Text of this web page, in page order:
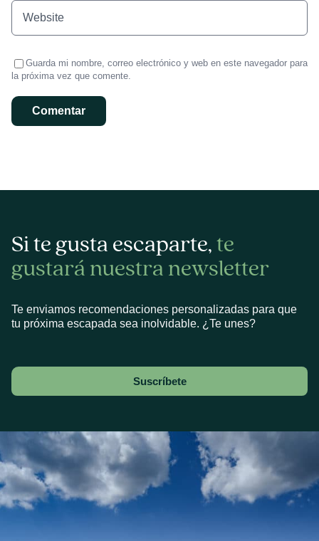
Guarda mi nombre, correo electrónico y web en este navegador para
la próxima vez que comente.
Si te gusta escaparte,te
gustará nuestra newsletter
Te enviamos recomendaciones personalizadas para que
tu próxima escapada sea inolvidable. ¿Te unes?
Suscríbete